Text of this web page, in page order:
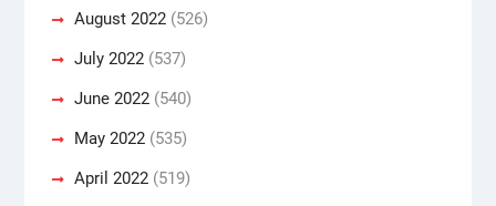
August 2022(526)
July 2022(537)
June 2022(540)
May 2022(535)
April 2022(519)